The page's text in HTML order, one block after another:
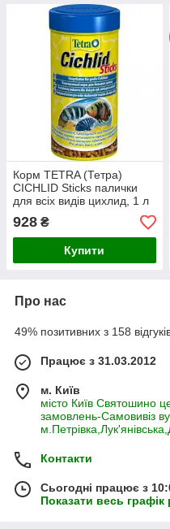
Корм TETRA (Тетра)
CICHLID Sticks палички
для всіх видів цихлид, 1 л
928 ₴
Купити
Про нас
49% позитивних з 158
Працює з 31.03.2012
м. Київ
місто Київ Святошино
замовлень-Самовивіз
Контакти
Сьогодні працює з
Показати весь графік